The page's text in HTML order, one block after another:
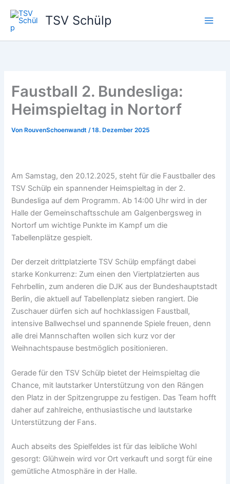
Inhalt
springen
TSV Schülp
Faustball 2. Bundesliga:
Heimspieltag in Nortorf
Von RouvenSchoenwandt/18. Dezember 2025
Am Samstag, den 20.12.2025, steht für die Faustballer des
TSV Schülp ein spannender Heimspieltag in der 2.
Bundesliga auf dem Programm. Ab 14:00 Uhr wird in der
Halle der Gemeinschaftsschule am Galgenbergsweg in
Nortorf um wichtige Punkte im Kampf um die
Tabellenplätze gespielt.
Der derzeit drittplatzierte TSV Schülp empfängt dabei
starke Konkurrenz: Zum einen den Viertplatzierten aus
Fehrbellin, zum anderen die DJK aus der Bundeshauptstadt
Berlin, die aktuell auf Tabellenplatz sieben rangiert. Die
Zuschauer dürfen sich auf hochklassigen Faustball,
intensive Ballwechsel und spannende Spiele freuen, denn
alle drei Mannschaften wollen sich kurz vor der
Weihnachtspause bestmöglich positionieren.
Gerade für den TSV Schülp bietet der Heimspieltag die
Chance, mit lautstarker Unterstützung von den Rängen
den Platz in der Spitzengruppe zu festigen. Das Team hofft
daher auf zahlreiche, enthusiastische und lautstarke
Unterstützung der Fans.
Auch abseits des Spielfeldes ist für das leibliche Wohl
gesorgt: Glühwein wird vor Ort verkauft und sorgt für eine
gemütliche Atmosphäre in der Halle.